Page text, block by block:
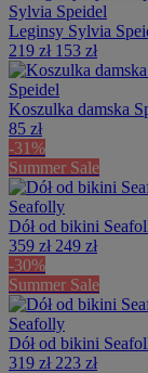
Sylvia Speidel
Leginsy Sylvia
219 zł 153 zł
Speidel
Koszulka damska
85 zł
-31%
Summer Sale
Seafolly
Dół od bikini
359 zł 249 zł
-30%
Summer Sale
Seafolly
Dół od bikini
319 zł 223 zł